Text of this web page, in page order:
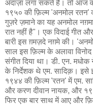
अंदाज़ा लगा सकते हैं। तो आज
१९५० की फ़िल्म 'अनमोल रतन'
गुज़रे ज़माने का यह अनमोल नग़मा
रात नहीं है"। एक विदाई गीत
बारी इस ग़मज़दे नग़मे की।
साल इस फ़िल्म के अलावा
संगीत दिया था। डी. एन.
के निर्देशक थे एम. सादिक़। इसे
१९४४ की फ़िल्म 'रतन' में एम.
और करण दीवान नायक, और
फिर एक बार साथ में आए और